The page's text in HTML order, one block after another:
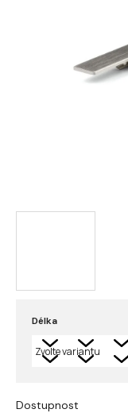
Délka
Dostupnost